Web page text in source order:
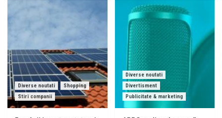
Diverse noutati
Shopping
Stiri companii
Diverse noutati
Divertisment
Publicitate & marketing